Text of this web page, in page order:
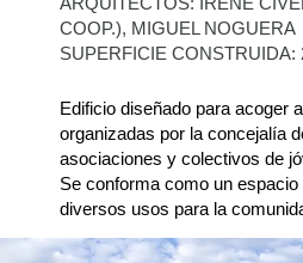
COOP.), MIGUEL NOGUERA
SUPERFICIE CONSTRUIDA:
Edificio diseñado para acoger
organizadas por la concejalía
asociaciones y colectivos de
Se conforma como un
diversos usos para la